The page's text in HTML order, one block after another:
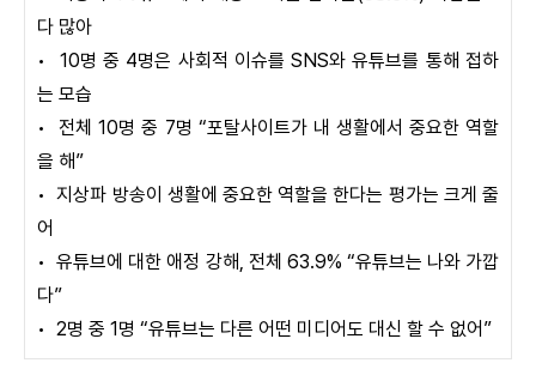
다 많아
• 10명 중 4명은 사회적 이슈를 SNS와 유튜브를 통해 접하
는 모습
•전체 10명 중 7명 “포탈사이트가 내 생활에서 중요한 역할
을 해”
•지상파 방송이 생활에 중요한 역할을 한다는 평가는 크게 줄
어
•유튜브에 대한 애정 강해, 전체 63.9% “유튜브는 나와 가깝
다”
• 2명 중 1명 “유튜브는 다른 어떤 미디어도 대신 할 수 없어”